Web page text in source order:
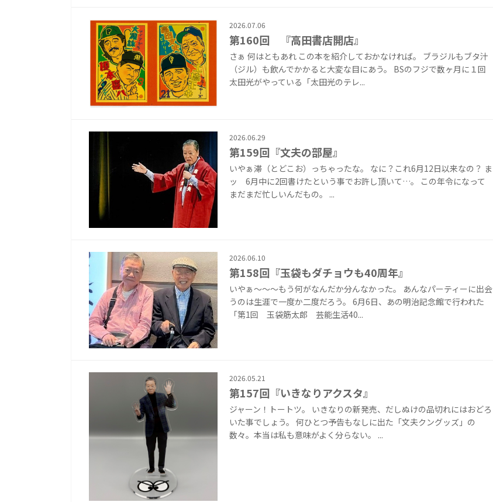
2026.07.06
第160回 『高田書店開店』
さぁ 何はともあれ この本を紹介しておかなければ。 ブラジルもブタ汁
（ジル）も飲んでかかると大変な目にあう。 BSのフジで数ヶ月に１回
太田光がやっている「太田光のテレ...
2026.06.29
第159回『文夫の部屋』
いやぁ滞（とどこお）っちゃったな。 なに？これ6月12日以来なの？ ま
ッ 6月中に2回書けたという事でお許し頂いて…。 この年令になって
まだまだ忙しいんだもの。 ...
2026.06.10
第158回『玉袋もダチョウも40周年』
いやぁ～～～もう何がなんだか分んなかった。 あんなパーティーに出会
うのは生涯で一度か二度だろう。 6月6日、あの明治記念館で行われた
「第1回 玉袋筋太郎 芸能生活40...
2026.05.21
第157回『いきなりアクスタ』
ジャーン！トートツ。 いきなりの新発売、だしぬけの品切れにはおどろ
いた事でしょう。 何ひとつ予告もなしに出た「文夫クングッズ」の
数々。本当は私も意味がよく分らない。 ...